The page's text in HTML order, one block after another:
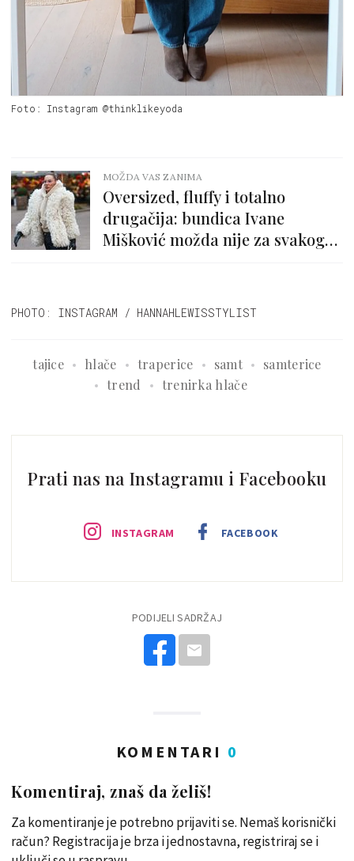
Foto: Instagram @thinklikeyoda
MOŽDA VAS ZANIMA
Oversized, fluffy i totalno
drugačija: bundica Ivane
Mišković možda nije za svakoga,
PHOTO: INSTAGRAM / HANNAHLEWISSTYLIST
tajice hlače traperice samt
samterice
trend
trenirka hlače
Prati nas na Instagramu i Facebooku
INSTAGRAM FACEBOOK
PODIJELI SADRŽAJ
KOMENTARI 0
Komentiraj, znaš da želiš!
Za komentiranje je potrebno prijaviti se. Nemaš korisnički
račun? Registracija je brza i jednostavna, registriraj se i